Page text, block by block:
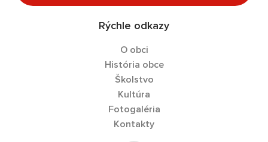
Rýchle odkazy
O obci
História obce
Školstvo
Kultúra
Fotogaléria
Kontakty